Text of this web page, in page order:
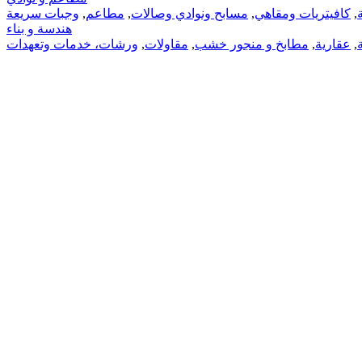
, كافيتريات ومقاهي, مسابح ونوادي وصالات, مطاعم, وجبات سريعة
هندسة و بناء
, عقارية, مطابخ و منجور خشب, مقاولات, ورشات، خدمات وتعهدات